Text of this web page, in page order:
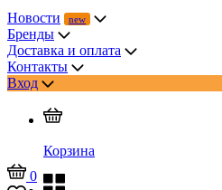
Новости
Бренды
Доставка и оплата
Контакты
Вход
Корзина
0